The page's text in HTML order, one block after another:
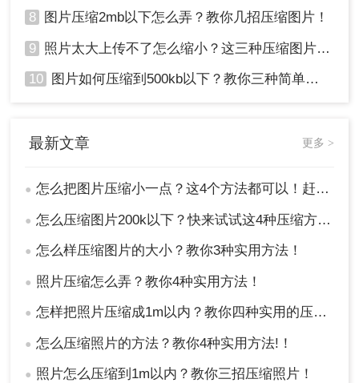
8 图片压缩2mb以下怎么弄？教你几招压缩图片！
9 照片太大上传不了怎么缩小？这三种压缩图片的方法非常实用！
10 图片如何压缩到500kb以下？教你三种简单方法！
最新文章 更多 >
● 怎么把图片压缩小一点？这4个方法都可以！赶紧试试！
● 怎么压缩图片200k以下？快来试试这4种压缩方法!！
● 怎么样压缩图片的大小？教你3种实用方法！
● 照片压缩怎么弄？教你4种实用方法！
● 怎样把照片压缩成1m以内？教你四种实用的压缩方法！
● 怎么压缩照片的方法？教你4种实用方法!！
● 照片怎么压缩到1m以内？教你三招压缩照片！